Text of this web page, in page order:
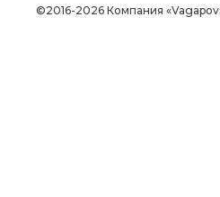
©2016-2026 Компания